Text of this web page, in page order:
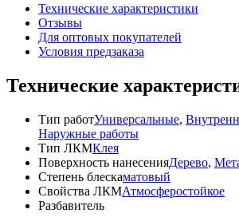
Технические характеристики
Отзывы
Для оптовых покупателей
Условия предзаказа
Технические
Тип работУниверсальные,
Наружные работы
Тип ЛКМКлея
Поверхность нанесенияДерево,
Степень блескаматовый
Свойства ЛКМАтмосферостойкое
Разбавитель